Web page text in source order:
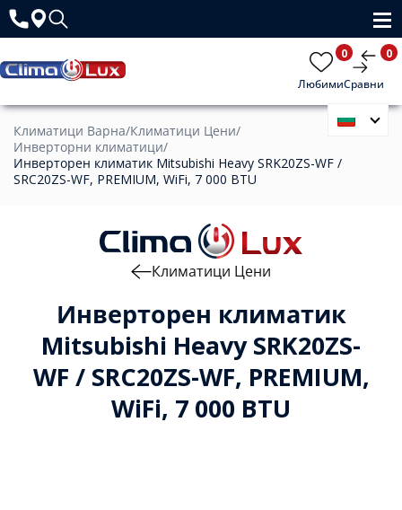
Любими
0
Сравни
0
Климатици Варна/Климатици Цени/
Инверторни климатици/
Инверторен климатик Mitsubishi Heavy SRK20ZS-WF /
SRC20ZS-WF, PREMIUM, WiFi, 7 000 BTU
Инверторен климатик
Mitsubishi Heavy SRK20ZS-
WF / SRC20ZS-WF, PREMIUM,
WiFi, 7 000 BTU
Климатици Цени